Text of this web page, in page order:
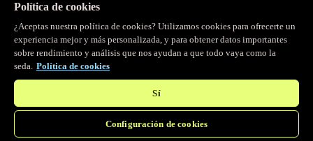
Servidor MCP
Control por IA para tus servicios Fastly.
Política de cookies
¿Aceptas nuestra política de cookies? Utilizamos cookies para ofrecerte un
experiencia mejor y más personalizada, y para obtener datos importantes
sobre rendimiento y análisis que nos ayudan a que todo vaya como la
seda. Política de cookies
Sí
Configuración de cookies